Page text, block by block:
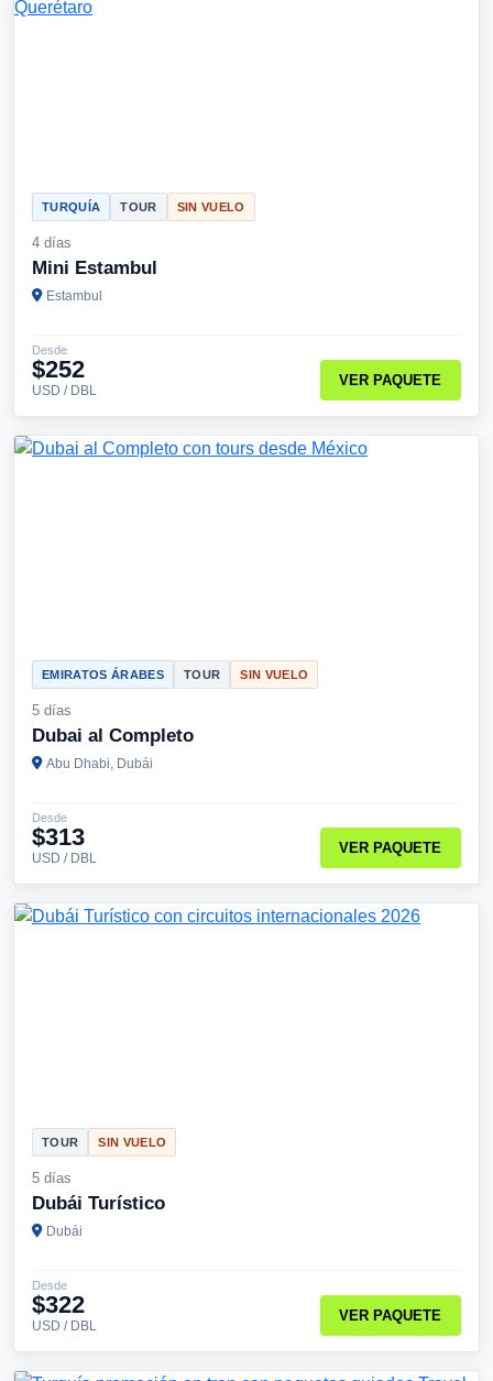
TURQUÍA TOUR SIN VUELO
4 días
Mini Estambul
Estambul
Desde
$252
USD / DBL
VER PAQUETE
EMIRATOS ÁRABES TOUR SIN VUELO
5 días
Dubai al Completo
Abu Dhabi, Dubái
Desde
$313
USD / DBL
VER PAQUETE
TOUR SIN VUELO
5 días
Dubái Turístico
Dubái
Desde
$322
USD / DBL
VER PAQUETE